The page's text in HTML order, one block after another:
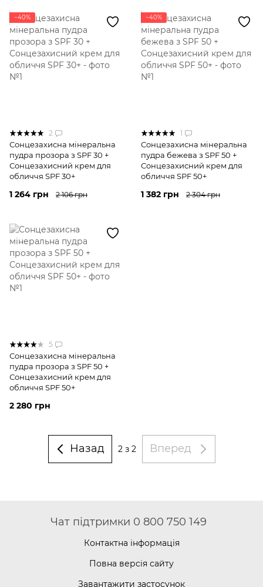
−40%
2
Сонцезахисна мінеральна
пудра прозора з SPF 30 +
Сонцезахисний крем для
обличчя SPF 30+
1 264 грн 2 106 грн
−40%
1
Сонцезахисна мінеральна
пудра бежева з SPF 50 +
Сонцезахисний крем для
обличчя SPF 50+
1 382 грн 2 304 грн
5
Сонцезахисна мінеральна
пудра прозора з SPF 50 +
Сонцезахисний крем для
обличчя SPF 50+
2 280 грн
Назад 2з 2 Вперед
Чат підтримки 0 800 750 149
Контактна інформація
Повна версія сайту
Завантажити застосунок